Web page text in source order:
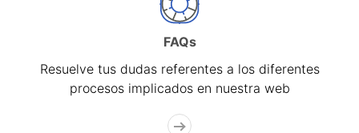
FAQs
Resuelve tus dudas referentes a los diferentes
procesos implicados en nuestra web